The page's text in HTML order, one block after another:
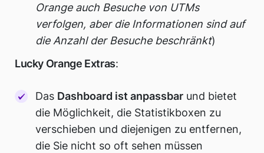
Orange auch Besuche von UTMs
verfolgen, aber die Informationen sind auf
die Anzahl der Besuche beschränkt)
Lucky Orange Extras:
Das Dashboard ist anpassbar und bietet
die Möglichkeit, die Statistikboxen zu
verschieben und diejenigen zu entfernen,
die Sie nicht so oft sehen müssen